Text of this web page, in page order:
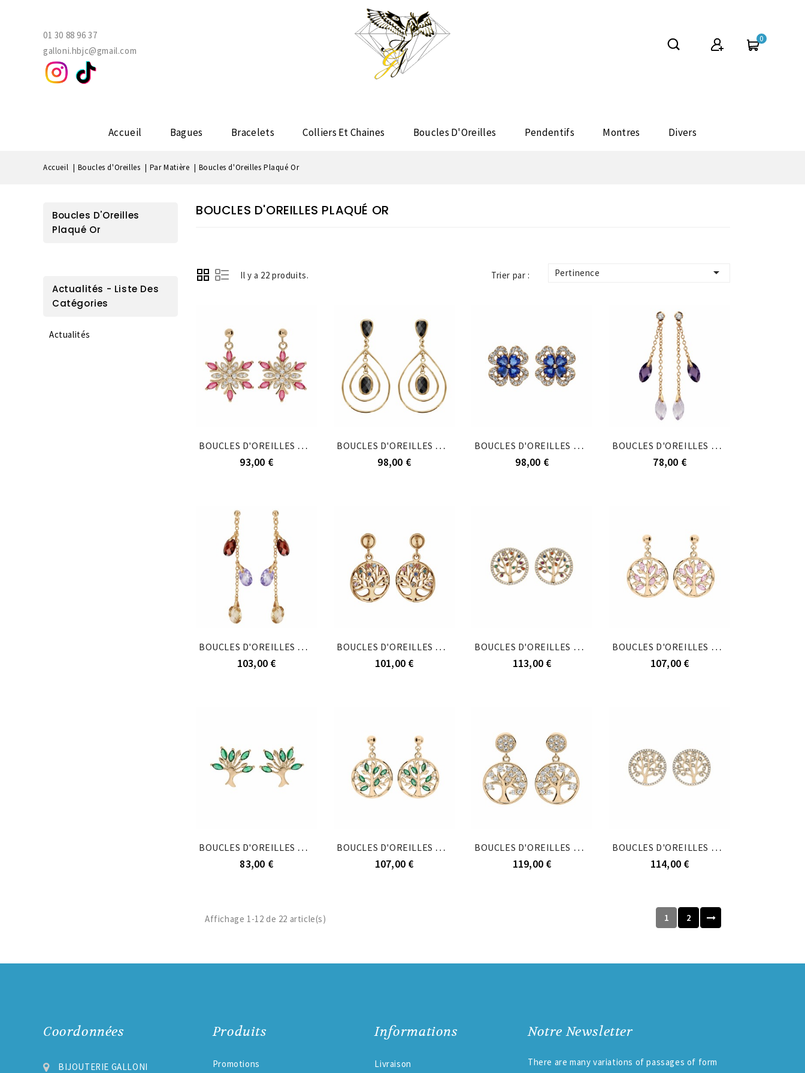
01 30 88 96 37
galloni.hbjc@gmail.com
0
Accueil Bagues Bracelets Colliers Et Chaines Boucles D'Oreilles Pendentifs Montres Divers
Accueil Boucles d'Oreilles Par Matière Boucles d'Oreilles Plaqué Or
Boucles D'Oreilles
Plaqué Or
Actualités - Liste Des
Catégories
Actualités
BOUCLES D'OREILLES PLAQUÉ OR
Il y a 22 produits. Trier par : Pertinence 
BOUCLES D'OREILLES TIGE PLAQUÉ OR FLOCON DE...
93,00 €
BOUCLES D'OREILLES TIGE PLAQUÉ OR 2 GOUTTES...
98,00 €
BOUCLES D'OREILLES TIGE PLAQUÉ OR TREFLE...
98,00 €
BOUCLES D'OREILLES PLAQUÉ OR PIERRE RONDE...
78,00 €
BOUCLES D'OREILLES TIGE PLAQUÉ OR PENDANTE...
103,00 €
BOUCLES D'OREILLES TIGE PLAQUÉ OR RONDELLE...
101,00 €
BOUCLES D'OREILLES TIGE PLAQUÉ OR ARBRE DE VIE...
113,00 €
BOUCLES D'OREILLES TIGE PLAQUÉ OR ARBRE DE VIE...
107,00 €
BOUCLES D'OREILLES TIGE PLAQUÉ OR ARBRE DE VIE...
83,00 €
BOUCLES D'OREILLES TIGE PLAQUÉ OR ARBRE DE VIE...
107,00 €
BOUCLES D'OREILLES TIGE PLAQUÉ OR ARBRE DE VIE...
119,00 €
BOUCLES D'OREILLES TIGE PLAQUÉ OR ARBRE DE VIE...
114,00 €
Affichage 1-12 de 22 article(s) 1 2
Coordonnées
BIJOUTERIE GALLONI
Produits
Promotions
Informations
Livraison
Notre Newsletter
There are many variations of passages of form